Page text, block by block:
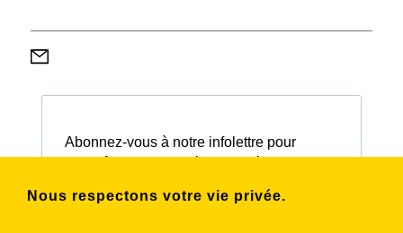
Nous respectons votre vie privée.
Abonnez-vous à notre infolettre pour